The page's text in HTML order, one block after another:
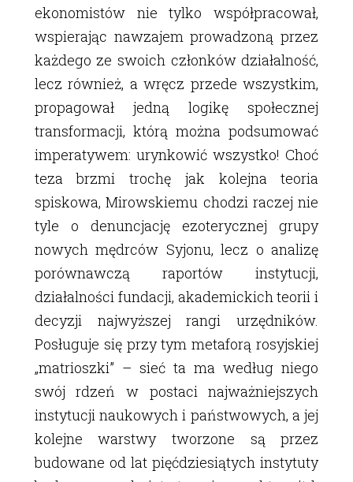
ekonomistów nie tylko współpracował,
wspierając nawzajem prowadzoną przez
każdego ze swoich członków działalność,
lecz również, a wręcz przede wszystkim,
propagował jedną logikę społecznej
transformacji, którą można podsumować
imperatywem: urynkowić wszystko! Choć
teza brzmi trochę jak kolejna teoria
spiskowa, Mirowskiemu chodzi raczej nie
tyle o denuncjację ezoterycznej grupy
nowych mędrców Syjonu, lecz o analizę
porównawczą raportów instytucji,
działalności fundacji, akademickich teorii i
decyzji najwyższej rangi urzędników.
Posługuje się przy tym metaforą rosyjskiej
„matrioszki” – sieć ta ma według niego
swój rdzeń w postaci najważniejszych
instytucji naukowych i państwowych, a jej
kolejne warstwy tworzone są przez
budowane od lat pięćdziesiątych instytuty